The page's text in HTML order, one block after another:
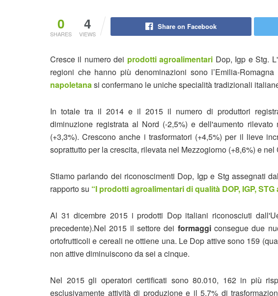
0
SHARES
4
VIEWS
Share on Facebook
Cresce il numero dei prodotti agroalimentari Dop, Igp e Stg.
regioni che hanno più denominazioni sono l’Emilia-
napoletanasi confermano le uniche specialità tradizionali
In totale tra il 2014 e il 2015 il numero di produttori
diminuzione registrata al Nord (-2,5%) e dell'aumento rilevato
(+3,3%). Crescono anche i trasformatori (+4,5%) per il lieve
soprattutto per la crescita, rilevata nel Mezzogiorno (+8,6%) e nel
Stiamo parlando dei riconoscimenti Dop, Igp e Stg assegnati
rapporto su “I prodotti agroalimentari di qualità DOP, IGP, STG
Al 31 dicembre 2015 i prodotti Dop italiani riconosciuti
precedente).Nel 2015 il settore dei formaggiconsegue due
ortofrutticoli e cereali ne ottiene una. Le Dop attive sono 159
non attive diminuiscono da sei a cinque.
Nel 2015 gli operatori certificati sono 80.010, 162 in più
esclusivamente attività di produzione e il 5,7% di